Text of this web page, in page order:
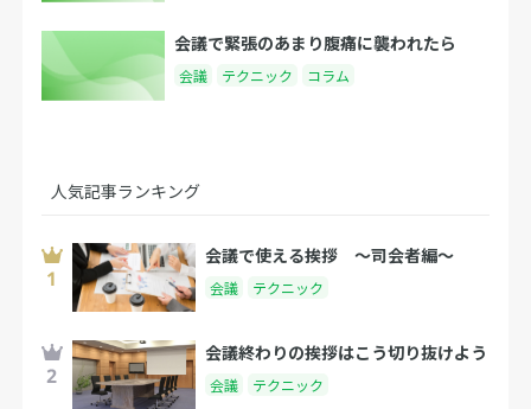
会議で緊張のあまり腹痛に襲われたら
会議 テクニック コラム
人気記事ランキング
会議で使える挨拶 〜司会者編〜
会議 テクニック
会議終わりの挨拶はこう切り抜けよう
会議 テクニック